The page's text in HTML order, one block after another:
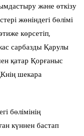
және өткізу
жөніндегі бөлімі
көрсетіп,
сарбазды Қарулы
қатар Қорғаныс
шекара
бөлімінің
күннен бастап